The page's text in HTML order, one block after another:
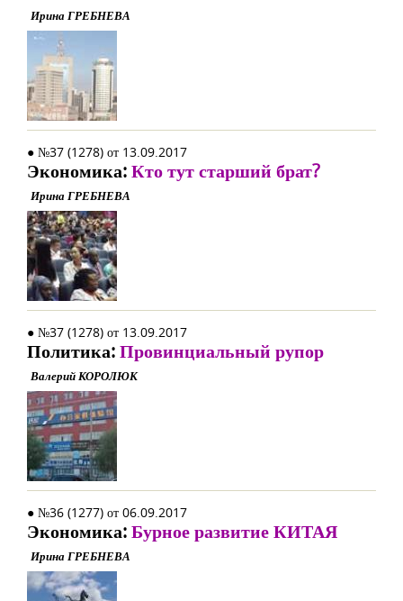
Ирина ГРЕБНЕВА
● №37 (1278) от 13.09.2017
Экономика:Кто тут старший брат?
Ирина ГРЕБНЕВА
● №37 (1278) от 13.09.2017
Политика:Провинциальный рупор
Валерий КОРОЛЮК
● №36 (1277) от 06.09.2017
Экономика:Бурное развитие КИТАЯ
Ирина ГРЕБНЕВА